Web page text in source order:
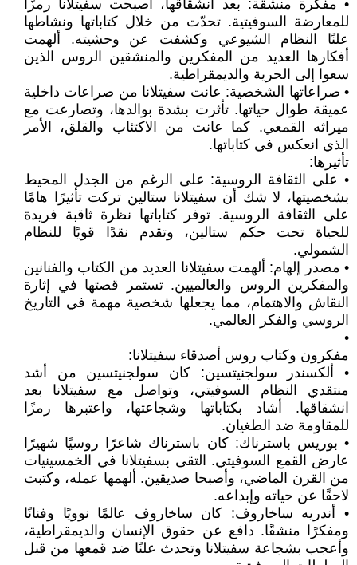
• مفكرة منشقة: بعد انشقاقها، أصبحت سفيتلانا رمزًا
للمعارضة السوفيتية. تحدّت من خلال كتاباتها ونشاطها
علنًا النظام الشيوعي وكشفت عن وحشيته. ألهمت
أفكارها العديد من المفكرين والمنشقين الروس الذين
سعوا إلى الحرية والديمقراطية.
• صراعاتها الشخصية: عانت سفيتلانا من صراعات داخلية
عميقة طوال حياتها. تأثرت بشدة بوالدها، وتصارعت مع
ميراثه القمعي. كما عانت من الاكتئاب والقلق، الأمر
الذي انعكس في كتاباتها.
تأثيرها:
• على الثقافة الروسية: على الرغم من الجدل المحيط
بشخصيتها، لا شك أن سفيتلانا ستالين تركت تأثيرًا هامًا
على الثقافة الروسية. توفر كتاباتها نظرة ثاقبة فريدة
للحياة تحت حكم ستالين، وتقدم نقدًا قويًا للنظام
الشمولي.
• مصدر إلهام: ألهمت سفيتلانا العديد من الكتاب والفنانين
والمفكرين الروس والعالميين. تستمر قصتها في إثارة
النقاش والاهتمام، مما يجعلها شخصية مهمة في التاريخ
الروسي والفكر العالمي.
•
مفكرون وكتاب روس أصدقاء سفيتلانا:
• ألكسندر سولجنيتسين: كان سولجنيتسين من أشد
منتقدي النظام السوفيتي، وتواصل مع سفيتلانا بعد
انشقاقها. أشاد بكتاباتها وشجاعتها، واعتبرها رمزًا
للمقاومة ضد الطغيان.
• بوريس باسترناك: كان باسترناك شاعرًا روسيًا شهيرًا
عارض القمع السوفيتي. التقى بسفيتلانا في الخمسينيات
من القرن الماضي، وأصبحا صديقين. ألهمها عمله، وكتبت
لاحقًا عن حياته وإبداعه.
• أندريه ساخاروف: كان ساخاروف عالمًا نوويًا وفنانًا
ومفكرًا منشقًا. دافع عن حقوق الإنسان والديمقراطية،
وأعجب بشجاعة سفيتلانا وتحدث علنًا ضد قمعها من قبل